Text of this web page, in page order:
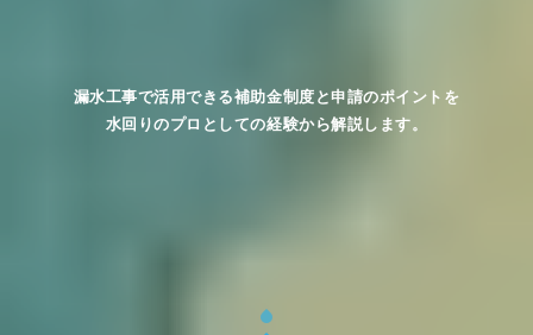
漏水工事で活用できる補助金制度と申請のポイントを
水回りのプロとしての経験から解説します。